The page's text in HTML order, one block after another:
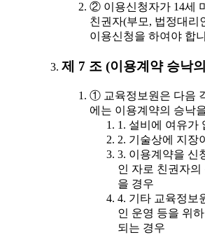
② 이용신청자가 14세
친권자(부모, 법정대리
이용신청을 하여야 합
제 7 조 (이용계약 승낙
① 교육정보원은 다음
에는 이용계약의 승낙
1. 설비에 여유가
2. 기술상에 지장
3. 이용계약을 신
인 자로 친권자
을 경우
4. 기타 교육정보
인 운영 등을 위
되는 경우